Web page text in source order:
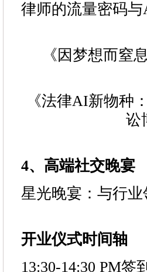
律师的流量密码
《因梦想而窒
《法律AI新物种
讼
4、 高端社交晚宴
星光晚宴：与行
开业仪式时间轴
13:30-14:30 PM签